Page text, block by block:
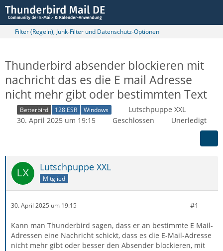
Filter (Regeln), Junk-Filter und Datenschutz-Optionen
Thunderbird absender blockieren mit
nachricht das es die E mail Adresse
nicht mehr gibt oder bestimmten Text
Betterbird 128 ESR Windows
Lutschpuppe XXL
30. April 2025 um 19:15
Geschlossen Unerledigt
Lutschpuppe XXL
Mitglied
30. April 2025 um 19:15 #1
Kann man Thunderbird sagen, dass er an bestimmte E Mail-
Adressen eine Nachricht schickt, dass es die E-Mail-Adresse
nicht mehr gibt oder besser den Absender blockieren, mit